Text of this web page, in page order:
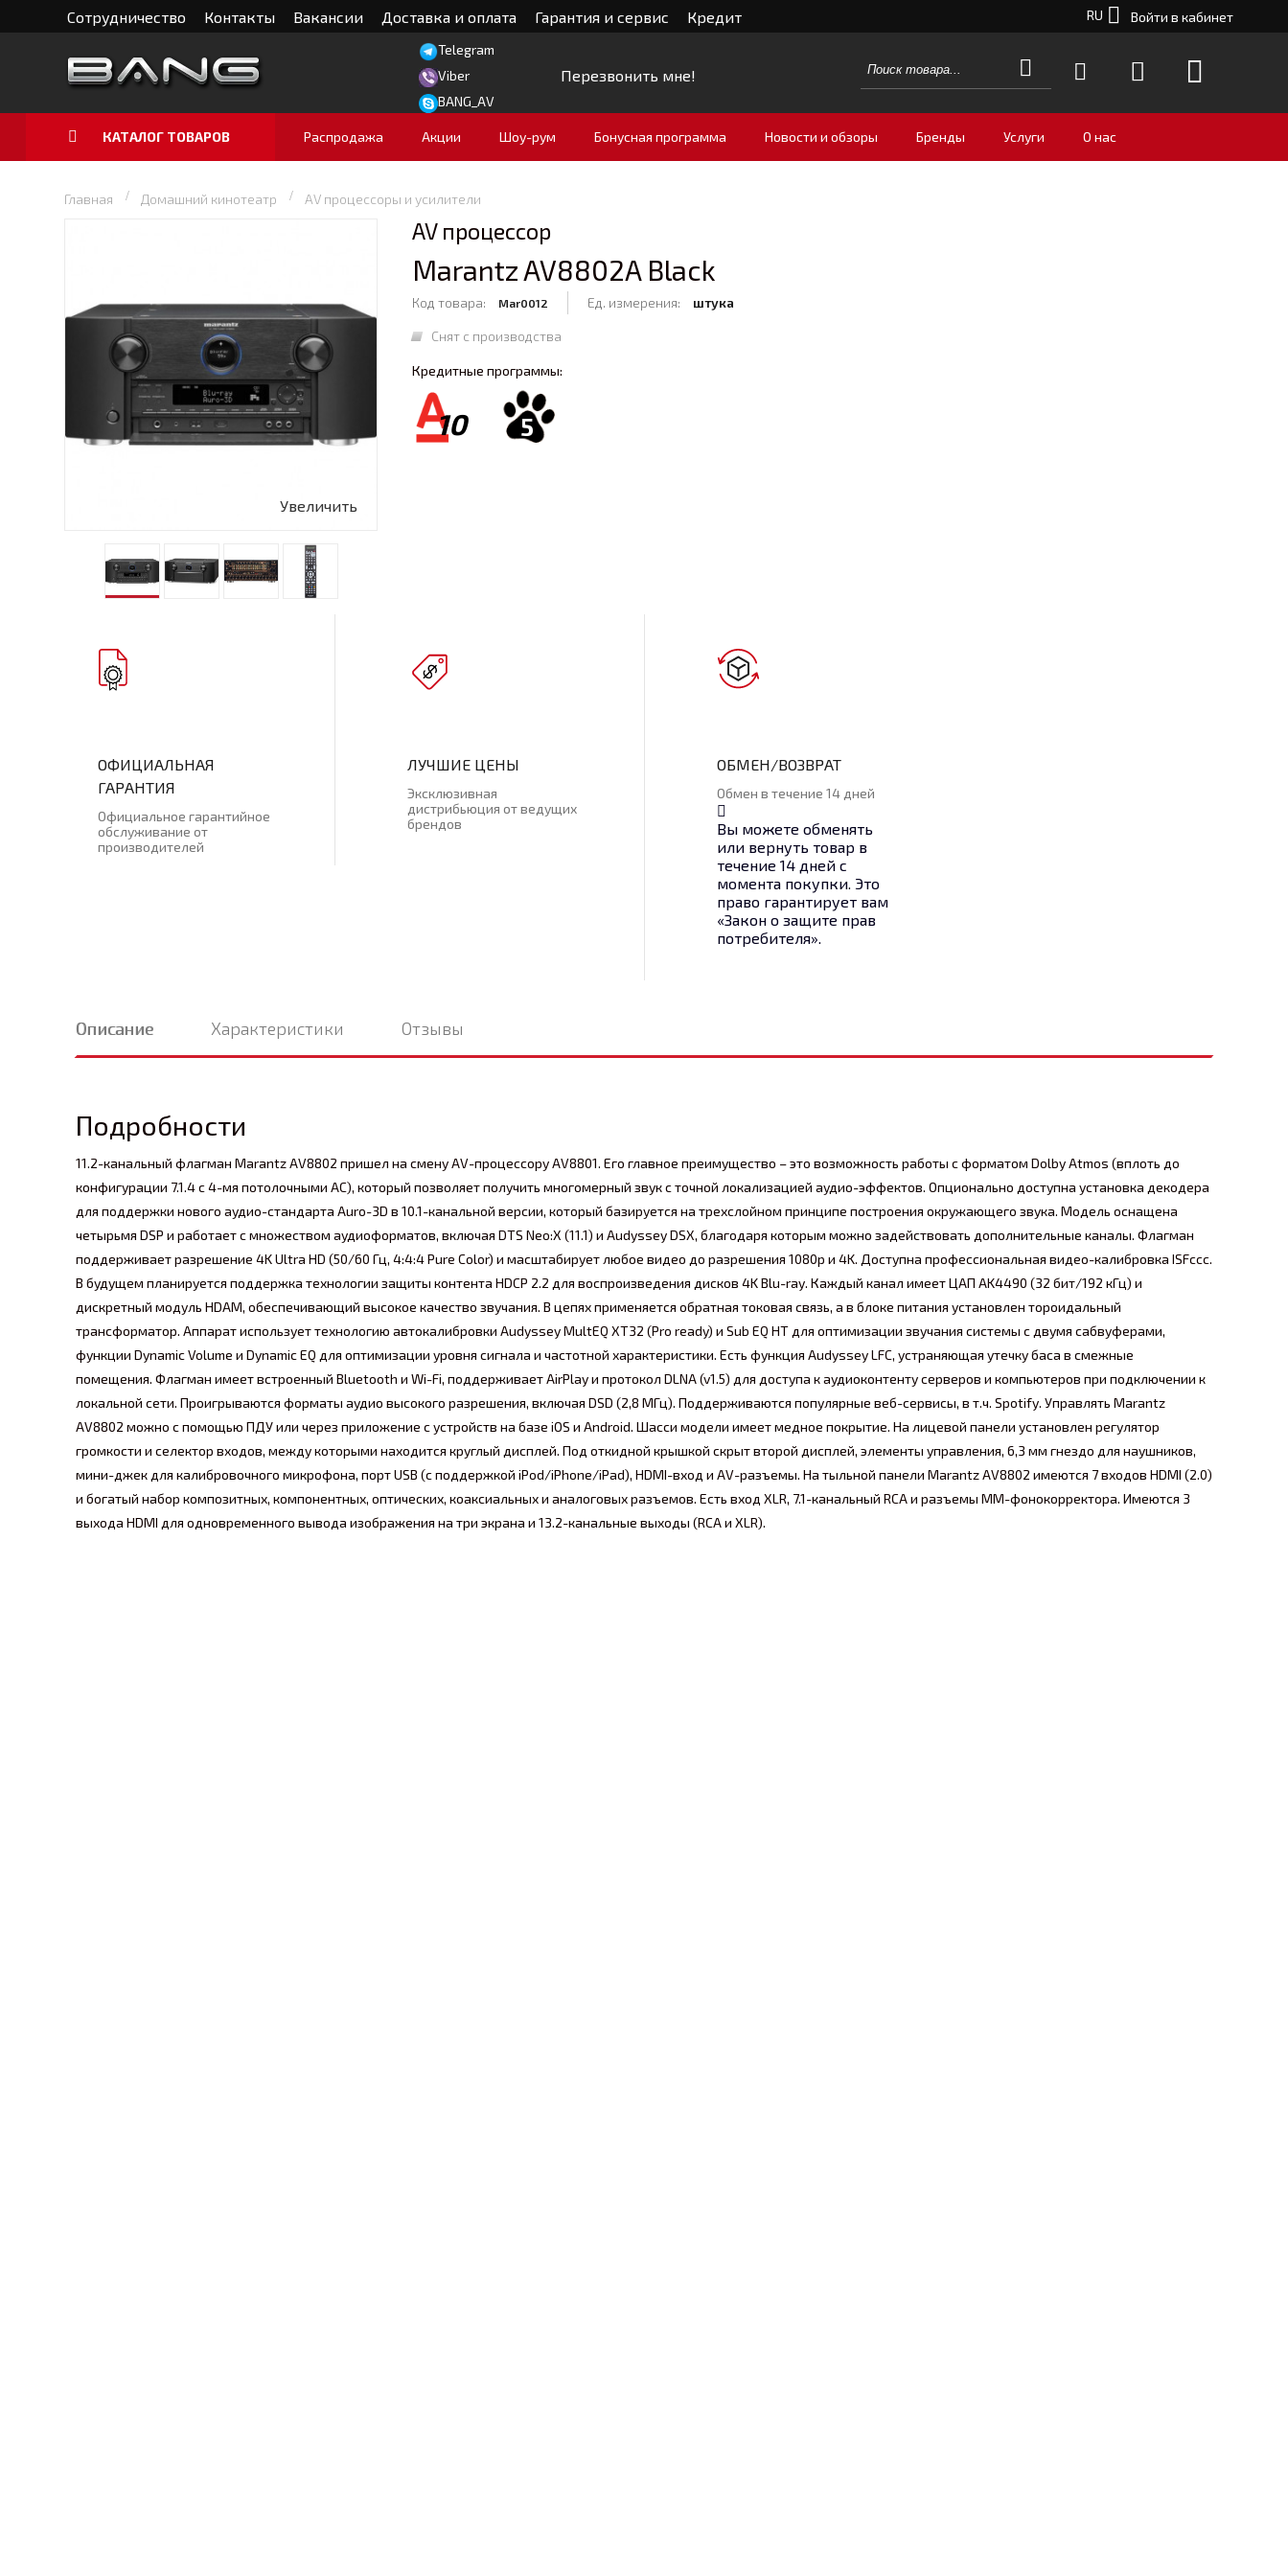
Сотрудничество Контакты Вакансии Доставка и оплата Гарантия и сервис Кредит Войти в кабинет
RU
Telegram
Viber
BANG_AV
Перезвонить мне!
КАТАЛОГ ТОВАРОВ Распродажа Акции Шоу-рум Бонусная программа Новости и обзоры Бренды Услуги О нас
Главная Домашний кинотеатр AV процессоры и усилители
Увеличить
AV процессор
Marantz AV8802A Black
Код товара: Mar0012 Ед. измерения: штука
Снят с производства
Кредитные программы:
10 5
ОФИЦИАЛЬНАЯ
ГАРАНТИЯ
Официальное гарантийное
обслуживание от
производителей
ЛУЧШИЕ ЦЕНЫ
Эксклюзивная
дистрибьюция от ведущих
брендов
ОБМЕН/ВОЗВРАТ
Обмен в течение 14 дней
Вы можете обменять
или вернуть товар в
течение 14 дней с
момента покупки. Это
право гарантирует вам
«Закон о защите прав
потребителя».
Описание Характеристики Отзывы
Подробности
11.2-канальный флагман Marantz AV8802 пришел на смену AV-процессору AV8801. Его главное преимущество – это возможность работы с форматом Dolby Atmos (вплоть до
конфигурации 7.1.4 с 4-мя потолочными АС), который позволяет получить многомерный звук с точной локализацией аудио-эффектов. Опционально доступна установка декодера
для поддержки нового аудио-стандарта Auro-3D в 10.1-канальной версии, который базируется на трехслойном принципе построения окружающего звука. Модель оснащена
четырьмя DSP и работает с множеством аудиоформатов, включая DTS Neo:X (11.1) и Audyssey DSX, благодаря которым можно задействовать дополнительные каналы. Флагман
поддерживает разрешение 4K Ultra HD (50/60 Гц, 4:4:4 Pure Color) и масштабирует любое видео до разрешения 1080p и 4K. Доступна профессиональная видео-калибровка ISFccc.
В будущем планируется поддержка технологии защиты контента HDCP 2.2 для воспроизведения дисков 4K Blu-ray. Каждый канал имеет ЦАП AK4490 (32 бит/192 кГц) и
дискретный модуль HDAM, обеспечивающий высокое качество звучания. В цепях применяется обратная токовая связь, а в блоке питания установлен тороидальный
трансформатор. Аппарат использует технологию автокалибровки Audyssey MultEQ XT32 (Pro ready) и Sub EQ HT для оптимизации звучания системы с двумя сабвуферами,
функции Dynamic Volume и Dynamic EQ для оптимизации уровня сигнала и частотной характеристики. Есть функция Audyssey LFC, устраняющая утечку баса в смежные
помещения. Флагман имеет встроенный Bluetooth и Wi-Fi, поддерживает AirPlay и протокол DLNA (v1.5) для доступа к аудиоконтенту серверов и компьютеров при подключении к
локальной сети. Проигрываются форматы аудио высокого разрешения, включая DSD (2,8 МГц). Поддерживаются популярные веб-сервисы, в т.ч. Spotify. Управлять Marantz
AV8802 можно с помощью ПДУ или через приложение с устройств на базе iOS и Android. Шасси модели имеет медное покрытие. На лицевой панели установлен регулятор
громкости и селектор входов, между которыми находится круглый дисплей. Под откидной крышкой скрыт второй дисплей, элементы управления, 6,3 мм гнездо для наушников,
мини-джек для калибровочного микрофона, порт USB (с поддержкой iPod/iPhone/iPad), HDMI-вход и AV-разъемы. На тыльной панели Marantz AV8802 имеются 7 входов HDMI (2.0)
и богатый набор композитных, компонентных, оптических, коаксиальных и аналоговых разъемов. Есть вход XLR, 7.1-канальный RCA и разъемы MM-фонокорректора. Имеются 3
выхода HDMI для одновременного вывода изображения на три экрана и 13.2-канальные выходы (RCA и XLR).